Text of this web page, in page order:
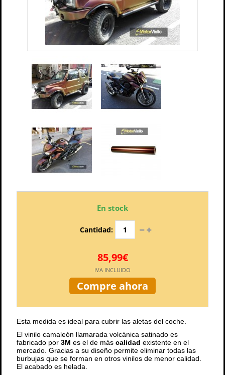
En stock
Cantidad:
85,99€
IVA INCLUIDO
Compre ahora
Esta medida es ideal para cubrir las aletas del coche.
El vinilo camaleón llamarada volcánica satinado es
fabricado por 3M es el de más calidad existente en el
mercado. Gracias a su diseño permite eliminar todas las
burbujas que se forman en otros vinilos de menor calidad.
El acabado es helada.